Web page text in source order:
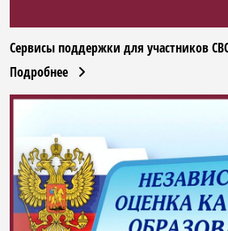
Сервисы поддержки для участников
Подробнее